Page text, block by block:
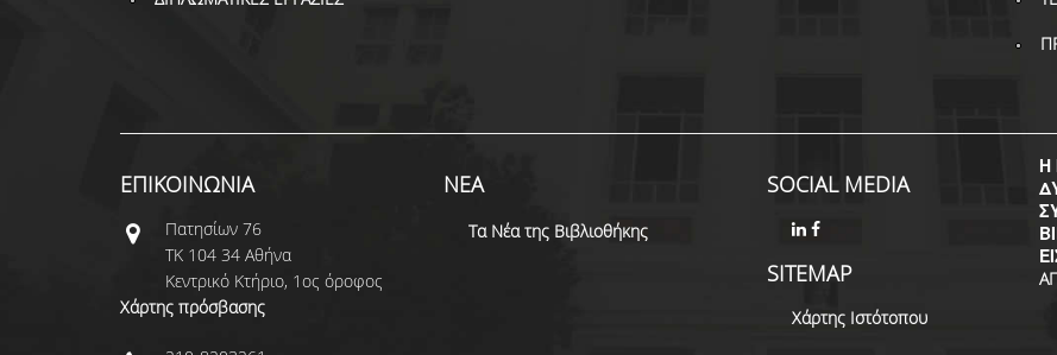
Η
ΕΠΙΚΟΙΝΩΝΙΑ
Πατησίων 76
ΤΚ 104 34 Αθήνα
Κεντρικό Κτήριο, 1ος όροφος
Χάρτης πρόσβασης
ΝΕΑ
Τα Νέα της Βιβλιοθήκης
SOCIAL MEDIA
SITEMAP
Χάρτης Ιστότοπου